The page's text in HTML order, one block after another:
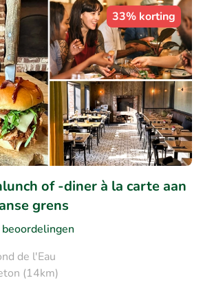
33% korting
of -diner à la carte aan
grens
de l'Eau
(14km)